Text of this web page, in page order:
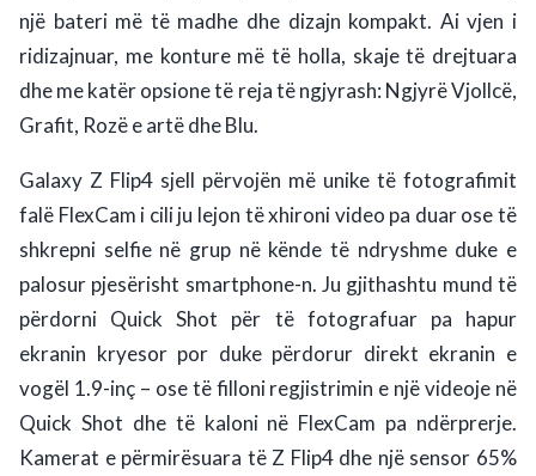
një bateri më të madhe dhe dizajn kompakt. Ai vjen i
ridizajnuar, me konture më të holla, skaje të drejtuara
dhe me katër opsione të reja të ngjyrash: Ngjyrë Vjollcë,
Grafit, Rozë e artë dhe Blu.
Galaxy Z Flip4 sjell përvojën më unike të fotografimit
falë FlexCam i cili ju lejon të xhironi video pa duar ose të
shkrepni selfie në grup në kënde të ndryshme duke e
palosur pjesërisht smartphone-n. Ju gjithashtu mund të
përdorni Quick Shot për të fotografuar pa hapur
ekranin kryesor por duke përdorur direkt ekranin e
vogël 1.9-inç – ose të filloni regjistrimin e një videoje në
Quick Shot dhe të kaloni në FlexCam pa ndërprerje.
Kamerat e përmirësuara të Z Flip4 dhe një sensor 65%